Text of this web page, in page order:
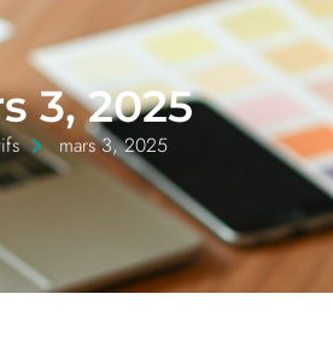
3, 2025
mars 3, 2025